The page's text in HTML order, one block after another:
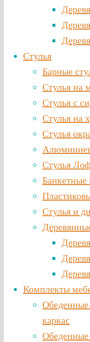
Стулья
Барные
Стулья на
Стулья с
Стулья на
Стулья
Стулья
Банкетные
Стулья и
Комплекты
Обеденные
каркас
Обеденные